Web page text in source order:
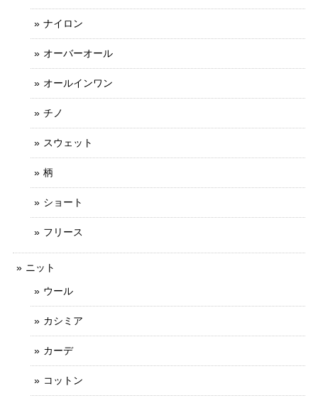
ナイロン
オーバーオール
オールインワン
チノ
スウェット
柄
ショート
フリース
ニット
ウール
カシミア
カーデ
コットン